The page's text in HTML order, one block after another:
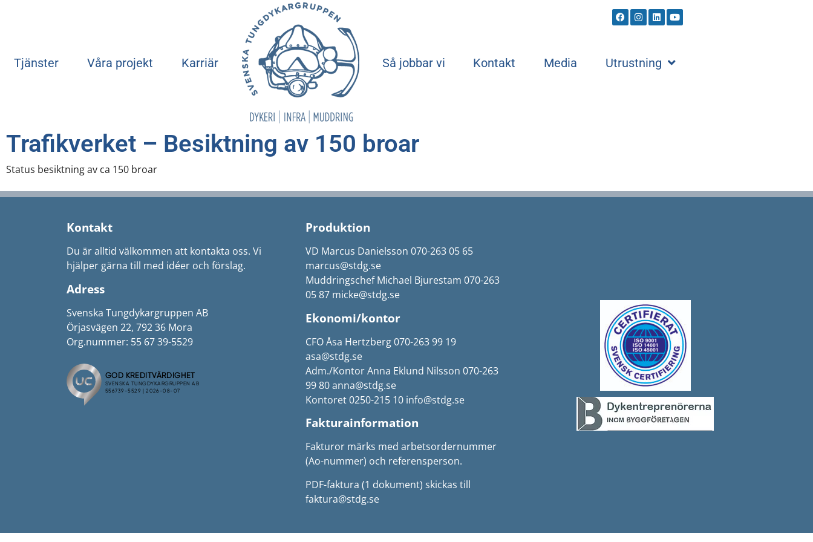
Tjänster Våra projekt Karriär Start Så jobbar vi Kontakt Media Utrustning
Trafikverket – Besiktning av 150 broar
Status besiktning av ca 150 broar
Kontakt
Du är alltid välkommen att kontakta oss. Vi
hjälper gärna till med idéer och förslag.
Adress
Svenska Tungdykargruppen AB
Örjasvägen 22, 792 36 Mora
Org.nummer: 55 67 39-5529
Produktion
VD Marcus Danielsson 070-263 05 65
marcus@stdg.se
Muddringschef Michael Bjurestam 070-263
05 87 micke@stdg.se
Ekonomi/kontor
CFO Åsa Hertzberg 070-263 99 19
asa@stdg.se
Adm./Kontor Anna Eklund Nilsson 070-263
99 80 anna@stdg.se
Kontoret 0250-215 10 info@stdg.se
Fakturainformation
Fakturor märks med arbetsordernummer
(Ao-nummer) och referensperson.
PDF-faktura (1 dokument) skickas till
faktura@stdg.se